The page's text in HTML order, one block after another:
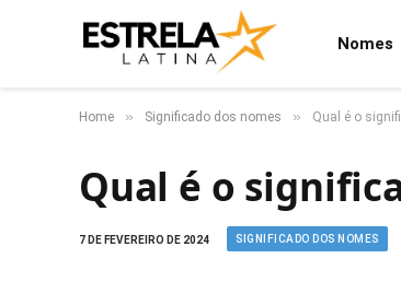
Nomes
Home » Significado dos nomes » Qual é o
Qual é o
7 DE FEVEREIRO DE 2024 SIGNIFICADO DOS NOMES